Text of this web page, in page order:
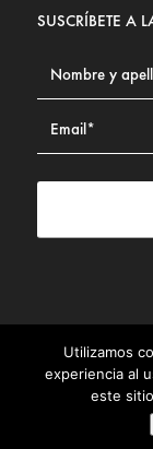
SUSCRÍBETE A
Contacto |
Utilizamos
experiencia al
este